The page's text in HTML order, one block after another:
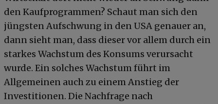
den Kaufprogrammen? Schaut man sich den
jüngsten Aufschwung in den USA genauer an,
dann sieht man, dass dieser vor allem durch ein
starkes Wachstum des Konsums verursacht
wurde. Ein solches Wachstum führt im
Allgemeinen auch zu einem Anstieg der
Investitionen. Die Nachfrage nach